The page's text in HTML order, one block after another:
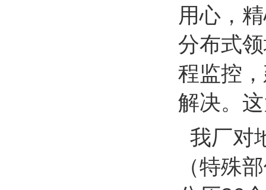
用心，
分布式
程监控
解决。
我厂对
（特殊